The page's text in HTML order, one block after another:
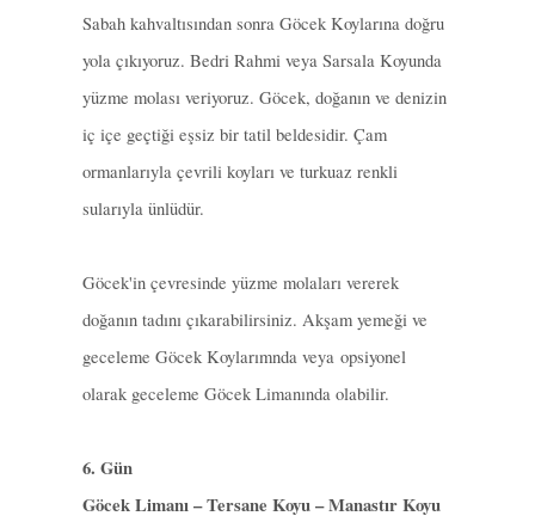
Sabah kahvaltısından sonra Göcek Koylarına doğru
yola çıkıyoruz. Bedri Rahmi veya Sarsala Koyunda
yüzme molası veriyoruz. Göcek, doğanın ve denizin
iç içe geçtiği eşsiz bir tatil beldesidir. Çam
ormanlarıyla çevrili koyları ve turkuaz renkli
sularıyla ünlüdür.
Göcek'in çevresinde yüzme molaları vererek
doğanın tadını çıkarabilirsiniz. Akşam yemeği ve
geceleme Göcek Koylarımnda veya opsiyonel
olarak geceleme Göcek Limanında olabilir.
6. Gün
Göcek Limanı – Tersane Koyu – Manastır Koyu